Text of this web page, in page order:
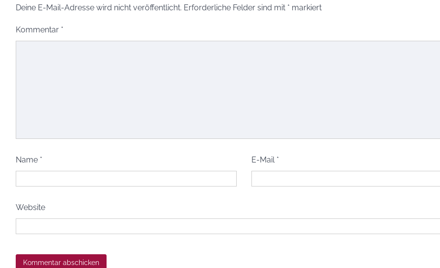
Deine E-Mail-Adresse wird nicht veröffentlicht. Erforderliche Felder sind mit * markiert
Kommentar *
Name * E-Mail *
Website